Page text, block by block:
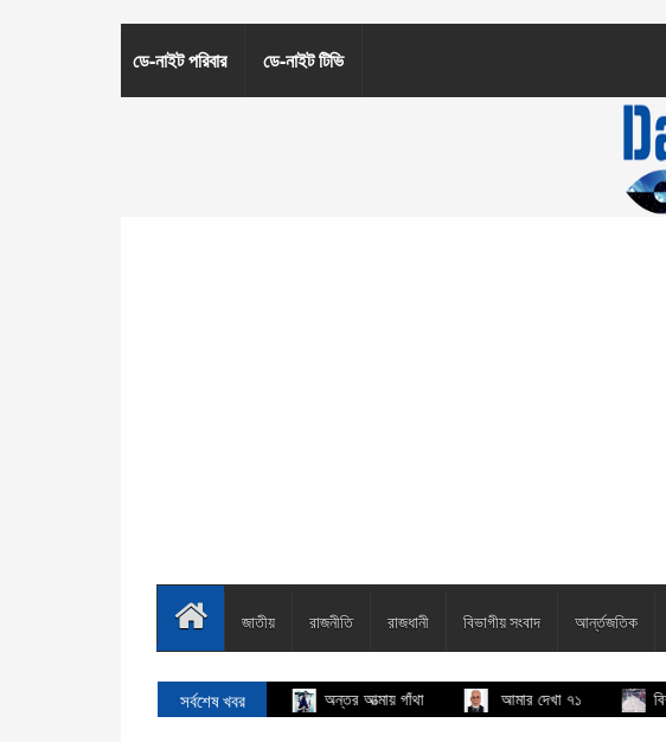
ডে-নাইট পরিবার ডে-নাইট টিভি
জাতীয় রাজনীতি রাজধানী বিভাগীয় সংবাদ আর্ন্তজতিক
সর্বশেষ খবর অন্তর আত্মায় গাঁথা আমার দেখা ৭১